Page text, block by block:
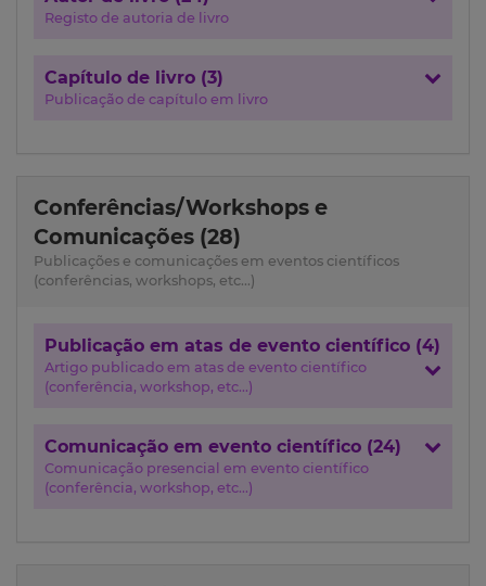
Registo de autoria de livro
Capítulo de livro (3)
Publicação de capítulo em livro
Conferências/Workshops e
Comunicações (28)
Publicações e comunicações em eventos científicos
(conferências, workshops, etc...)
Publicação em atas de evento científico (4)
Artigo publicado em atas de evento científico
(conferência, workshop, etc...)
Comunicação em evento científico (24)
Comunicação presencial em evento científico
(conferência, workshop, etc...)